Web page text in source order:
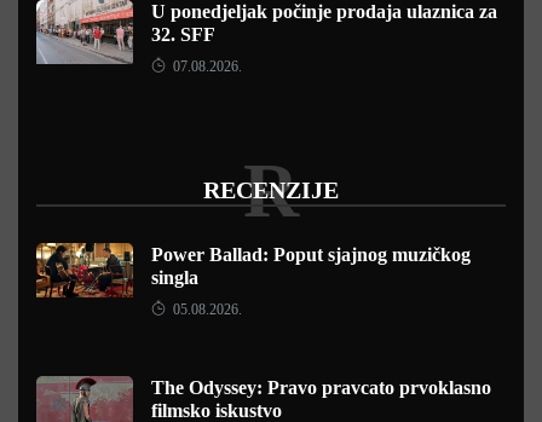
U ponedjeljak počinje prodaja ulaznica za
32. SFF
07.08.2026.
RECENZIJE
R
Power Ballad: Poput sjajnog muzičkog
singla
05.08.2026.
The Odyssey: Pravo pravcato prvoklasno
filmsko iskustvo